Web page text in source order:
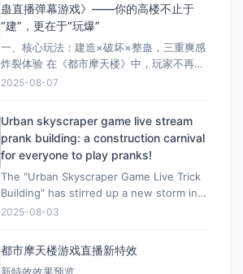
蛊直播弹幕游戏》——你的高楼不止于
“建”，更在于“玩爆”​
一、核心玩法：建造×破坏×整蛊，三重爽感
炸裂体验​ 在《都市摩天楼》中，玩家不再只
是枯燥堆叠楼层的“建筑师”，而是化身掌控全
层”，再到“神龙修复400层”，道具系统融合
中式幽默与科幻脑洞。 ✅
2025-08-07
Urban skyscraper game live stream
prank building: a construction carnival
for everyone to play pranks!
The "Urban Skyscraper Game Live Trick
Building" has stirred up a new storm in
the live gaming industry, taking the
2025-08-03
都市摩天楼游戏直播新特效
新特效效果预览